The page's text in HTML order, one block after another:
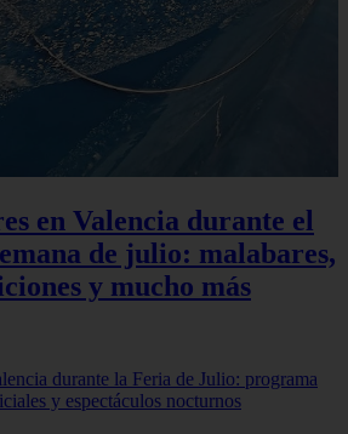
en Valencia durante el
de julio: malabares,
y mucho más